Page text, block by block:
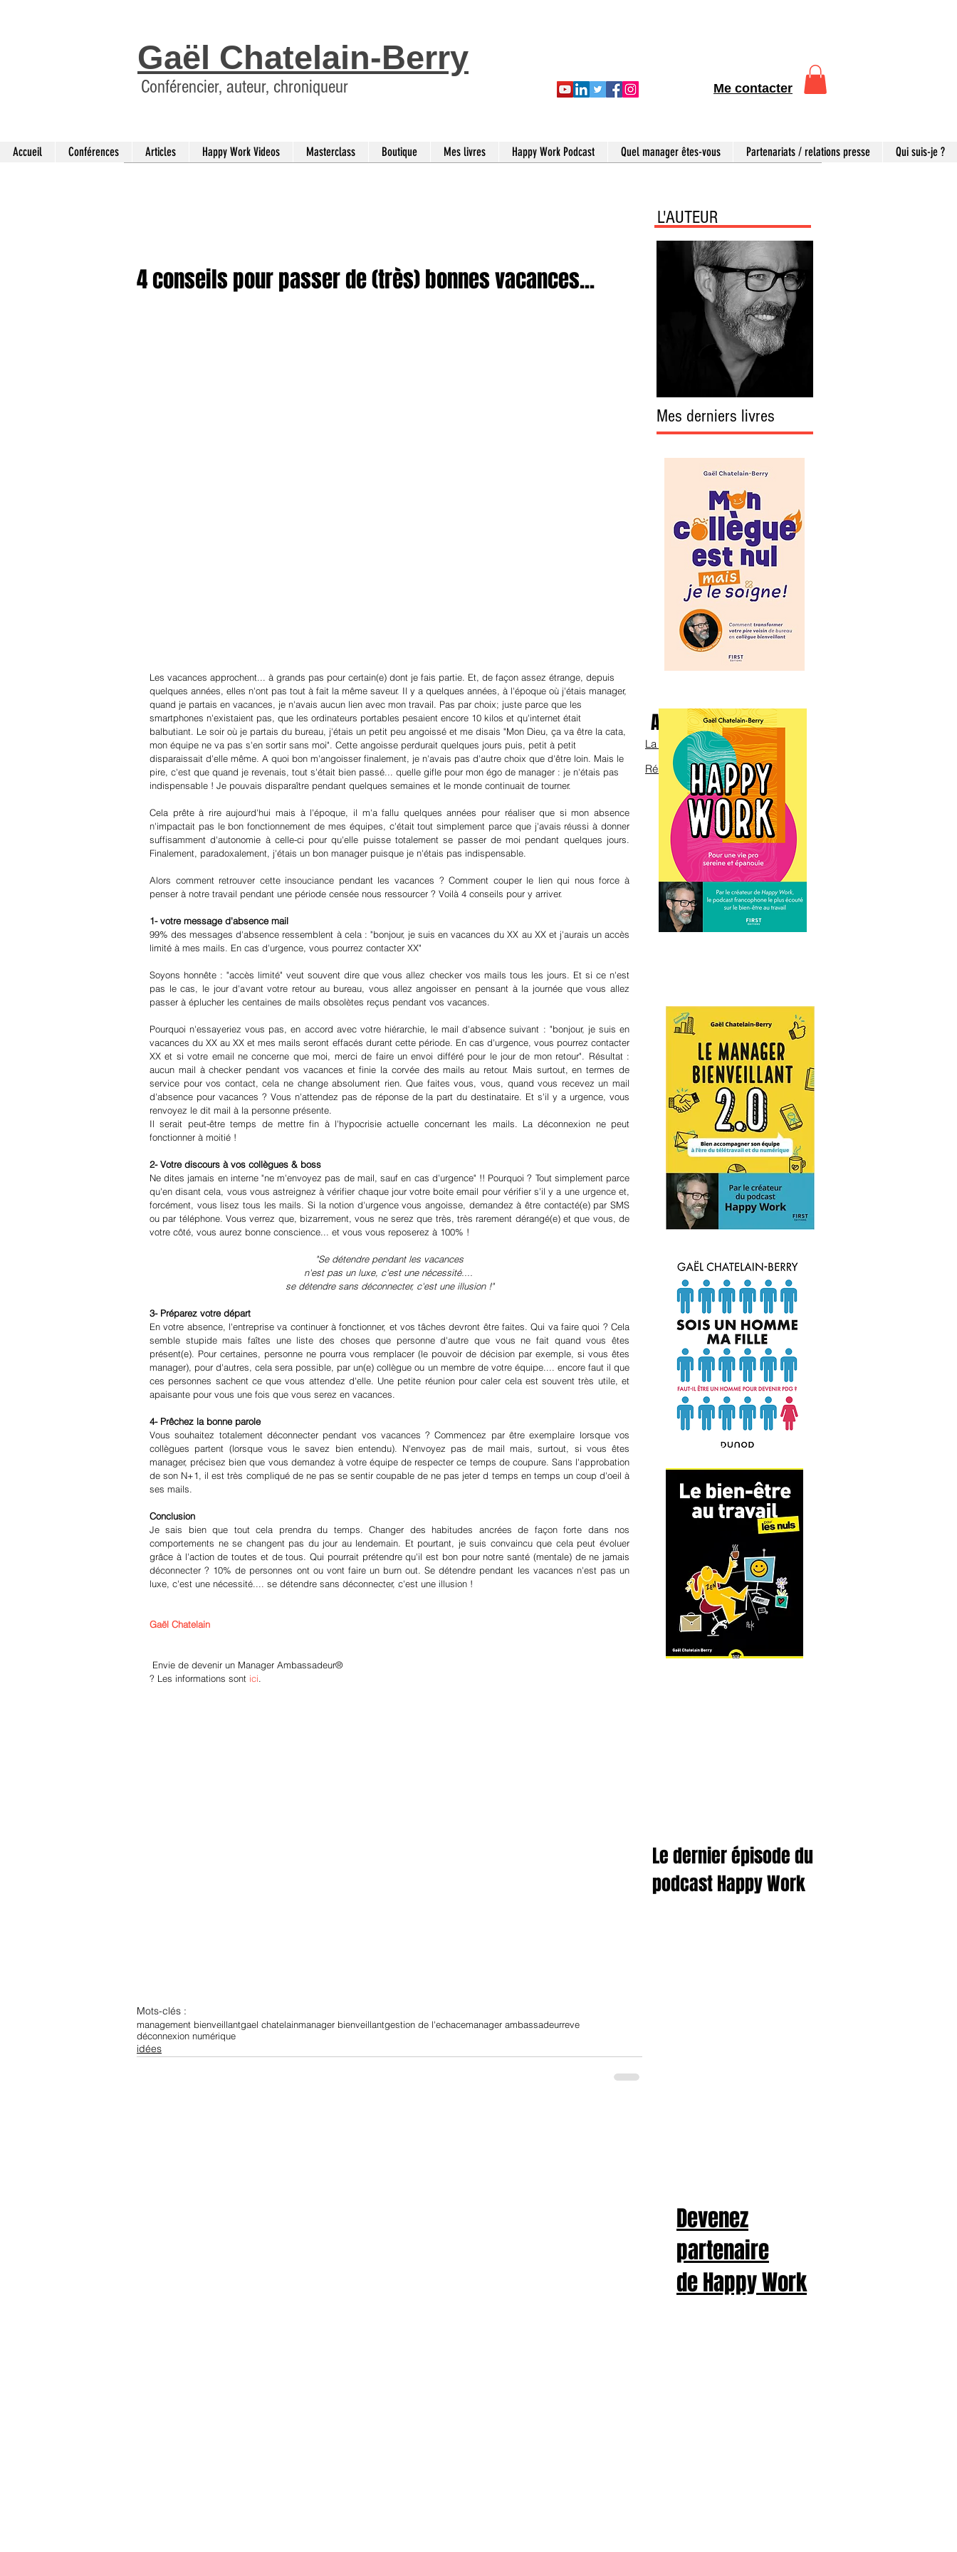
Gaël Chatelain-Berry
Conférencier, auteur, chroniqueur Me contacter
Accueil Conférences Articles Happy Work Videos Masterclass Boutique Mes livres Happy Work Podcast Quel manager êtes-vous Partenariats / relations presse Qui suis-je ?
4 conseils pour passer de (très) bonnes vacances...
Les vacances approchent... à grands pas pour certain(e) dont je fais partie. Et, de façon assez étrange, depuis
quelques années, elles n'ont pas tout à fait la même saveur. Il y a quelques années, à l'époque où j'étais manager,
quand je partais en vacances, je n'avais aucun lien avec mon travail. Pas par choix; juste parce que les
smartphones n'existaient pas, que les ordinateurs portables pesaient encore 10 kilos et qu'internet était
balbutiant. Le soir où je partais du bureau, j'étais un petit peu angoissé et me disais "Mon Dieu, ça va être la cata,
mon équipe ne va pas s'en sortir sans moi". Cette angoisse perdurait quelques jours puis, petit à petit
disparaissait d'elle même. A quoi bon m'angoisser finalement, je n'avais pas d'autre choix que d'être loin. Mais le
pire, c'est que quand je revenais, tout s'était bien passé... quelle gifle pour mon égo de manager : je n'étais pas
indispensable ! Je pouvais disparaître pendant quelques semaines et le monde continuait de tourner.
Cela prête à rire aujourd'hui mais à l'époque, il m'a fallu quelques années pour réaliser que si mon absence
n'impactait pas le bon fonctionnement de mes équipes, c'était tout simplement parce que j'avais réussi à donner
suffisamment d'autonomie à celle-ci pour qu'elle puisse totalement se passer de moi pendant quelques jours.
Finalement, paradoxalement, j'étais un bon manager puisque je n'étais pas indispensable.
Alors comment retrouver cette insouciance pendant les vacances ? Comment couper le lien qui nous force à
penser à notre travail pendant une période censée nous ressourcer ? Voilà 4 conseils pour y arriver.
1- votre message d'absence mail
99% des messages d'absence ressemblent à cela : "bonjour, je suis en vacances du XX au XX et j'aurais un accès
limité à mes mails. En cas d'urgence, vous pourrez contacter XX"
Soyons honnête : "accès limité" veut souvent dire que vous allez checker vos mails tous les jours. Et si ce n'est
pas le cas, le jour d'avant votre retour au bureau, vous allez angoisser en pensant à la journée que vous allez
passer à éplucher les centaines de mails obsolètes reçus pendant vos vacances.
Pourquoi n'essayeriez vous pas, en accord avec votre hiérarchie, le mail d'absence suivant : "bonjour, je suis en
vacances du XX au XX et mes mails seront effacés durant cette période. En cas d'urgence, vous pourrez contacter
XX et si votre email ne concerne que moi, merci de faire un envoi différé pour le jour de mon retour". Résultat :
aucun mail à checker pendant vos vacances et finie la corvée des mails au retour. Mais surtout, en termes de
service pour vos contact, cela ne change absolument rien. Que faites vous, vous, quand vous recevez un mail
d'absence pour vacances ? Vous n'attendez pas de réponse de la part du destinataire. Et s'il y a urgence, vous
renvoyez le dit mail à la personne présente.
Il serait peut-être temps de mettre fin à l'hypocrisie actuelle concernant les mails. La déconnexion ne peut
fonctionner à moitié !
2- Votre discours à vos collègues & boss
Ne dites jamais en interne "ne m'envoyez pas de mail, sauf en cas d'urgence" !! Pourquoi ? Tout simplement parce
qu'en disant cela, vous vous astreignez à vérifier chaque jour votre boite email pour vérifier s'il y a une urgence et,
forcément, vous lisez tous les mails. Si la notion d'urgence vous angoisse, demandez à être contacté(e) par SMS
ou par téléphone. Vous verrez que, bizarrement, vous ne serez que très, très rarement dérangé(e) et que vous, de
votre côté, vous aurez bonne conscience... et vous vous reposerez à 100% !
"Se détendre pendant les vacances
n'est pas un luxe, c'est une nécessité....
se détendre sans déconnecter, c'est une illusion !"
3- Préparez votre départ
En votre absence, l'entreprise va continuer à fonctionner, et vos tâches devront être faites. Qui va faire quoi ? Cela
semble stupide mais faîtes une liste des choses que personne d'autre que vous ne fait quand vous êtes
présent(e). Pour certaines, personne ne pourra vous remplacer (le pouvoir de décision par exemple, si vous êtes
manager), pour d'autres, cela sera possible, par un(e) collègue ou un membre de votre équipe.... encore faut il que
ces personnes sachent ce que vous attendez d'elle. Une petite réunion pour caler cela est souvent très utile, et
apaisante pour vous une fois que vous serez en vacances.
4- Prêchez la bonne parole
Vous souhaitez totalement déconnecter pendant vos vacances ? Commencez par être exemplaire lorsque vos
collègues partent (lorsque vous le savez bien entendu). N'envoyez pas de mail mais, surtout, si vous êtes
manager, précisez bien que vous demandez à votre équipe de respecter ce temps de coupure. Sans l'approbation
de son N+1, il est très compliqué de ne pas se sentir coupable de ne pas jeter d temps en temps un coup d'oeil à
ses mails.
Conclusion
Je sais bien que tout cela prendra du temps. Changer des habitudes ancrées de façon forte dans nos
comportements ne se changent pas du jour au lendemain. Et pourtant, je suis convaincu que cela peut évoluer
grâce à l'action de toutes et de tous. Qui pourrait prétendre qu'il est bon pour notre santé (mentale) de ne jamais
déconnecter ? 10% de personnes ont ou vont faire un burn out. Se détendre pendant les vacances n'est pas un
luxe, c'est une nécessité.... se détendre sans déconnecter, c'est une illusion !
Gaël Chatelain
? Les informations sont ici.
Mots-clés :
management bienveillantgael chatelainmanager bienveillantgestion de l'echacemanager ambassadeurreve
déconnexion numérique
idées
La bande annonce
Avec Bob sur scène
Réservez les billets
L'AUTEUR
Mes derniers livres
Le dernier épisode du
podcast Happy Work
Devenez
partenaire
de Happy Work